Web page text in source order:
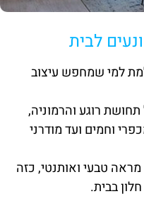
לבית
למי שמחפש עיצוב
רוגע והרמוניה,
וחמים ועד מודרני
טבעי ואותנטי, כזה
בבית.